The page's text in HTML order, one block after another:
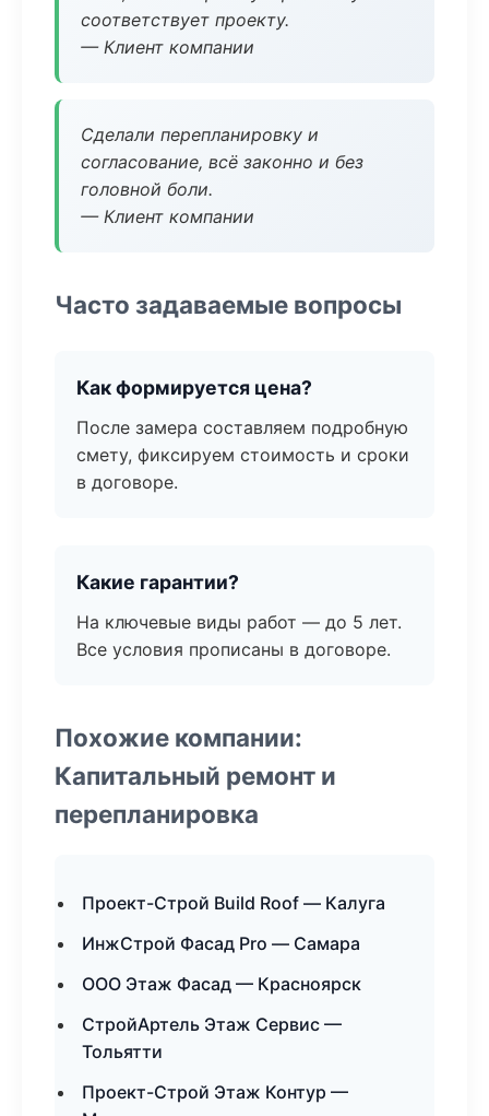
соответствует проекту.
— Клиент компании
Сделали перепланировку и
согласование, всё законно и без
головной боли.
— Клиент компании
Часто задаваемые вопросы
Как формируется цена?
После замера составляем подробную
смету, фиксируем стоимость и сроки
в договоре.
Какие гарантии?
На ключевые виды работ — до 5 лет.
Все условия прописаны в договоре.
Похожие компании:
Капитальный ремонт и
перепланировка
Проект-Строй Build Roof — Калуга
ИнжСтрой Фасад Pro — Самара
ООО Этаж Фасад — Красноярск
СтройАртель Этаж Сервис —
Тольятти
Проект-Строй Этаж Контур —